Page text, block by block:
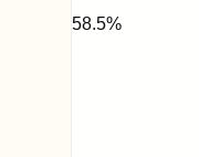
58.5%